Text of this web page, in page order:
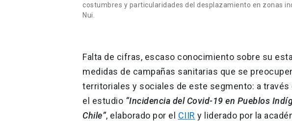
costumbres y particularidades del desplazamiento en zonas
Nui.
Falta de cifras, escaso conocimiento sobre su
medidas de campañas sanitarias que se
territoriales y sociales de este segmento: a través
el estudio “Incidencia del Covid-19 en Pueblos
Chile”, elaborado por el CIIR y liderado por la